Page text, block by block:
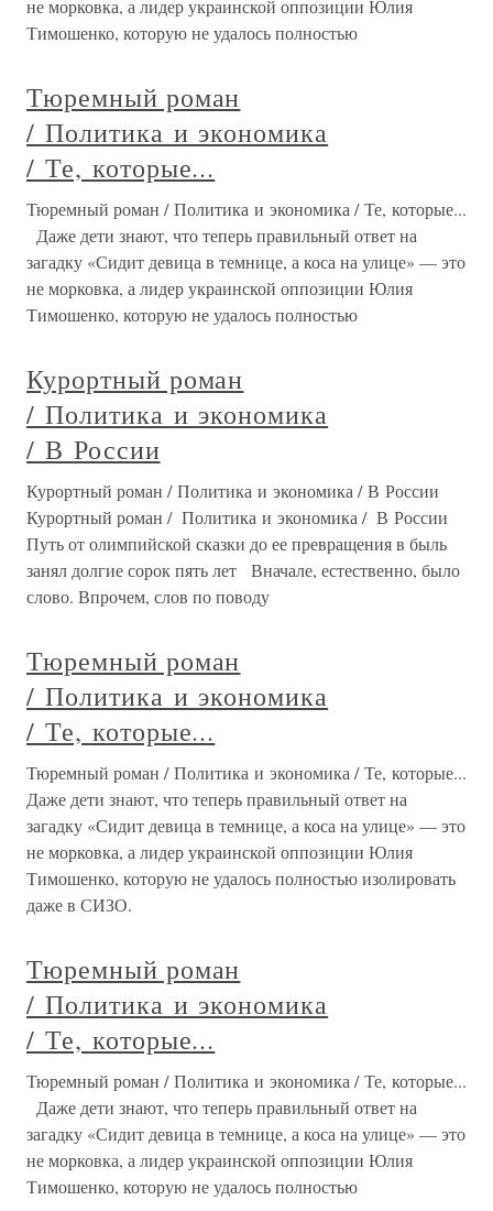
не морковка, а лидер украинской оппозиции Юлия
Тимошенко, которую не удалось полностью
Тюремный роман
/ Политика и экономика
/ Те, которые...
Тюремный роман / Политика и экономика / Те, которые...
Даже дети знают, что теперь правильный ответ на
загадку «Сидит девица в темнице, а коса на улице» — это
не морковка, а лидер украинской оппозиции Юлия
Тимошенко, которую не удалось полностью
Курортный роман
/ Политика и экономика
/ В России
Курортный роман / Политика и экономика / В России
Курортный роман / Политика и экономика / В России
Путь от олимпийской сказки до ее превращения в быль
занял долгие сорок пять лет Вначале, естественно, было
слово. Впрочем, слов по поводу
Тюремный роман
/ Политика и экономика
/ Те, которые...
Тюремный роман / Политика и экономика / Те, которые...
Даже дети знают, что теперь правильный ответ на
загадку «Сидит девица в темнице, а коса на улице» — это
не морковка, а лидер украинской оппозиции Юлия
Тимошенко, которую не удалось полностью изолировать
даже в СИЗО.
Тюремный роман
/ Политика и экономика
/ Те, которые...
Тюремный роман / Политика и экономика / Те, которые...
Даже дети знают, что теперь правильный ответ на
загадку «Сидит девица в темнице, а коса на улице» — это
не морковка, а лидер украинской оппозиции Юлия
Тимошенко, которую не удалось полностью